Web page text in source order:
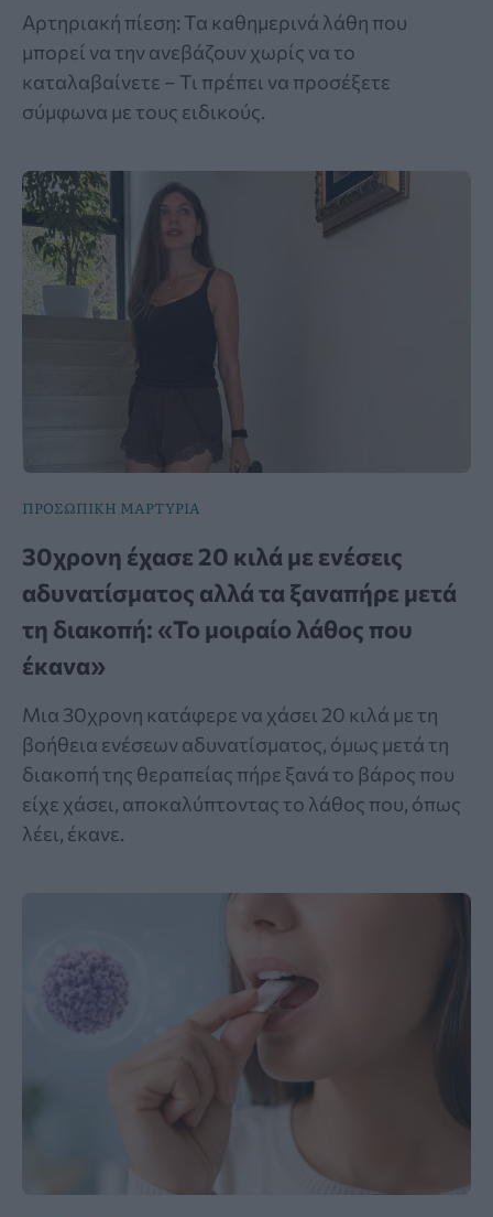
Αρτηριακή πίεση: Τα καθημερινά λάθη που
μπορεί να την ανεβάζουν χωρίς να το
καταλαβαίνετε – Τι πρέπει να προσέξετε
σύμφωνα με τους ειδικούς.
ΠΡΟΣΩΠΙΚΗ ΜΑΡΤΥΡΙΑ
30χρονη έχασε 20 κιλά με ενέσεις
αδυνατίσματος αλλά τα ξαναπήρε μετά
τη διακοπή: «Το μοιραίο λάθος που
έκανα»
Μια 30χρονη κατάφερε να χάσει 20 κιλά με τη
βοήθεια ενέσεων αδυνατίσματος, όμως μετά τη
διακοπή της θεραπείας πήρε ξανά το βάρος που
είχε χάσει, αποκαλύπτοντας το λάθος που, όπως
λέει, έκανε.